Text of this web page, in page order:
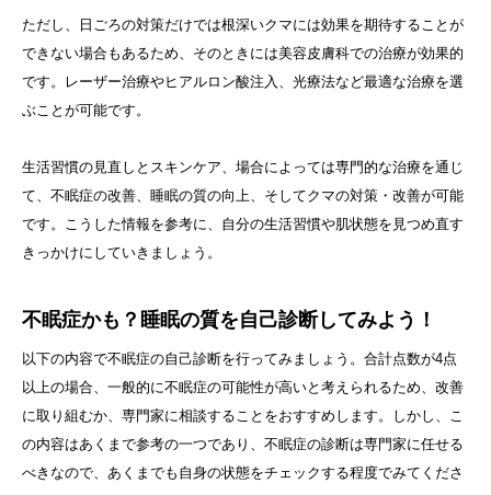
ただし、日ごろの対策だけでは根深いクマには効果を期待することが
できない場合もあるため、そのときには美容皮膚科での治療が効果的
です。レーザー治療やヒアルロン酸注入、光療法など最適な治療を選
ぶことが可能です。
生活習慣の見直しとスキンケア、場合によっては専門的な治療を通じ
て、不眠症の改善、睡眠の質の向上、そしてクマの対策・改善が可能
です。こうした情報を参考に、自分の生活習慣や肌状態を見つめ直す
きっかけにしていきましょう。
不眠症かも？睡眠の質を自己診断してみよう！
以下の内容で不眠症の自己診断を行ってみましょう。合計点数が4点
以上の場合、一般的に不眠症の可能性が高いと考えられるため、改善
に取り組むか、専門家に相談することをおすすめします。しかし、こ
の内容はあくまで参考の一つであり、不眠症の診断は専門家に任せる
べきなので、あくまでも自身の状態をチェックする程度でみてくださ